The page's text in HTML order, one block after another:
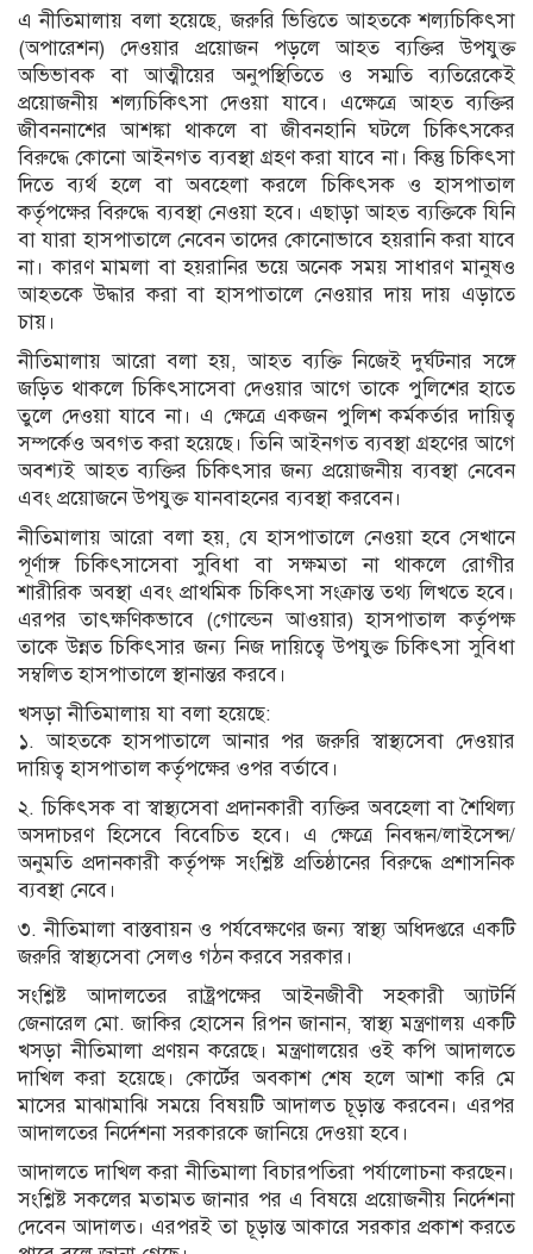
এ নীতিমালায় বলা হয়েছে, জরুরি ভিত্তিতে আহতকে শল্যচিকিৎসা
(অপারেশন) দেওয়ার প্রয়োজন পড়লে আহত ব্যক্তির উপযুক্ত
অভিভাবক বা আত্মীয়ের অনুপস্থিতিতে ও সম্মতি ব্যতিরেকেই
প্রয়োজনীয় শল্যচিকিৎসা দেওয়া যাবে। এক্ষেত্রে আহত ব্যক্তির
জীবননাশের আশঙ্কা থাকলে বা জীবনহানি ঘটলে চিকিৎসকের
বিরুদ্ধে কোনো আইনগত ব্যবস্থা গ্রহণ করা যাবে না। কিন্তু চিকিৎসা
দিতে ব্যর্থ হলে বা অবহেলা করলে চিকিৎসক ও হাসপাতাল
কর্তৃপক্ষের বিরুদ্ধে ব্যবস্থা নেওয়া হবে। এছাড়া আহত ব্যক্তিকে যিনি
বা যারা হাসপাতালে নেবেন তাদের কোনোভাবে হয়রানি করা যাবে
না। কারণ মামলা বা হয়রানির ভয়ে অনেক সময় সাধারণ মানুষও
আহতকে উদ্ধার করা বা হাসপাতালে নেওয়ার দায় দায় এড়াতে
চায়।
নীতিমালায় আরো বলা হয়, আহত ব্যক্তি নিজেই দুর্ঘটনার সঙ্গে
জড়িত থাকলে চিকিৎসাসেবা দেওয়ার আগে তাকে পুলিশের হাতে
তুলে দেওয়া যাবে না। এ ক্ষেত্রে একজন পুলিশ কর্মকর্তার দায়িত্ব
সম্পর্কেও অবগত করা হয়েছে। তিনি আইনগত ব্যবস্থা গ্রহণের আগে
অবশ্যই আহত ব্যক্তির চিকিৎসার জন্য প্রয়োজনীয় ব্যবস্থা নেবেন
এবং প্রয়োজনে উপযুক্ত যানবাহনের ব্যবস্থা করবেন।
নীতিমালায় আরো বলা হয়, যে হাসপাতালে নেওয়া হবে সেখানে
পূর্ণাঙ্গ চিকিৎসাসেবা সুবিধা বা সক্ষমতা না থাকলে রোগীর
শারীরিক অবস্থা এবং প্রাথমিক চিকিৎসা সংক্রান্ত তথ্য লিখতে হবে।
এরপর তাৎক্ষণিকভাবে (গোল্ডেন আওয়ার) হাসপাতাল কর্তৃপক্ষ
তাকে উন্নত চিকিৎসার জন্য নিজ দায়িত্বে উপযুক্ত চিকিৎসা সুবিধা
সম্বলিত হাসপাতালে স্থানান্তর করবে।
খসড়া নীতিমালায় যা বলা হয়েছে:
১. আহতকে হাসপাতালে আনার পর জরুরি স্বাস্থ্যসেবা দেওয়ার
দায়িত্ব হাসপাতাল কর্তৃপক্ষের ওপর বর্তাবে।
২. চিকিৎসক বা স্বাস্থ্যসেবা প্রদানকারী ব্যক্তির অবহেলা বা শৈথিল্য
অসদাচরণ হিসেবে বিবেচিত হবে। এ ক্ষেত্রে নিবন্ধন/লাইসেন্স/
অনুমতি প্রদানকারী কর্তৃপক্ষ সংশ্লিষ্ট প্রতিষ্ঠানের বিরুদ্ধে প্রশাসনিক
ব্যবস্থা নেবে।
৩. নীতিমালা বাস্তবায়ন ও পর্যবেক্ষণের জন্য স্বাস্থ্য অধিদপ্তরে একটি
জরুরি স্বাস্থ্যসেবা সেলও গঠন করবে সরকার।
সংশ্লিষ্ট আদালতের রাষ্ট্রপক্ষের আইনজীবী সহকারী অ্যাটর্নি
জেনারেল মো. জাকির হোসেন রিপন জানান, স্বাস্থ্য মন্ত্রণালয় একটি
খসড়া নীতিমালা প্রণয়ন করেছে। মন্ত্রণালয়ের ওই কপি আদালতে
দাখিল করা হয়েছে। কোর্টের অবকাশ শেষ হলে আশা করি মে
মাসের মাঝামাঝি সময়ে বিষয়টি আদালত চূড়ান্ত করবেন। এরপর
আদালতের নির্দেশনা সরকারকে জানিয়ে দেওয়া হবে।
আদালতে দাখিল করা নীতিমালা বিচারপতিরা পর্যালোচনা করছেন।
সংশ্লিষ্ট সকলের মতামত জানার পর এ বিষয়ে প্রয়োজনীয় নির্দেশনা
দেবেন আদালত। এরপরই তা চূড়ান্ত আকারে সরকার প্রকাশ করতে